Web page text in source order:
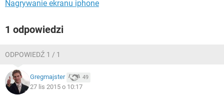
Nagrywanie ekranu iphone
1 odpowiedzi
ODPOWIEDŹ 1 / 1
Gregmajster 49
27 lis 2015 o 10:17